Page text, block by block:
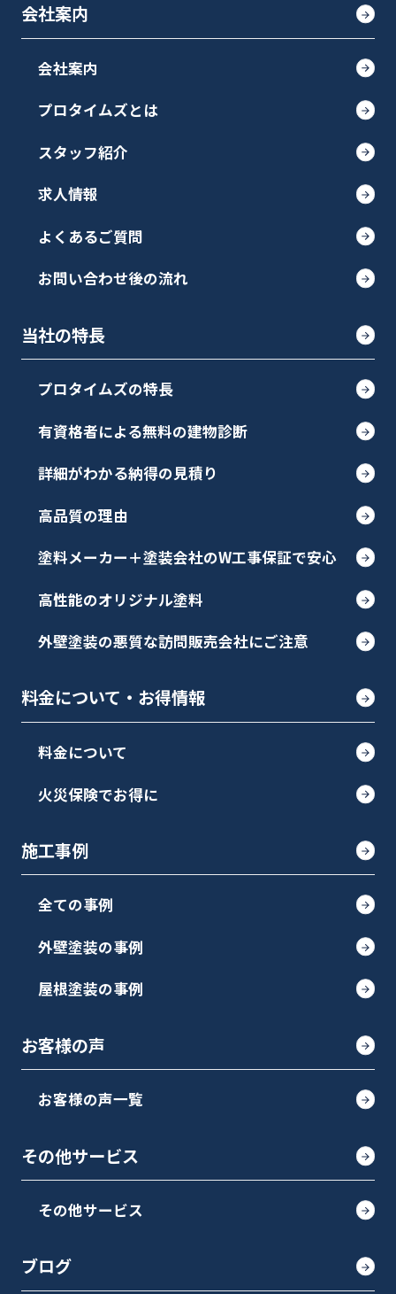
会社案内
会社案内
プロタイムズとは
スタッフ紹介
求人情報
よくあるご質問
お問い合わせ後の流れ
当社の特長
プロタイムズの特長
有資格者による無料の建物診断
詳細がわかる納得の見積り
高品質の理由
塗料メーカー＋塗装会社のW工事保証で安心
高性能のオリジナル塗料
外壁塗装の悪質な訪問販売会社にご注意
料金について・お得情報
料金について
火災保険でお得に
施工事例
全ての事例
外壁塗装の事例
屋根塗装の事例
お客様の声
お客様の声一覧
その他サービス
その他サービス
ブログ